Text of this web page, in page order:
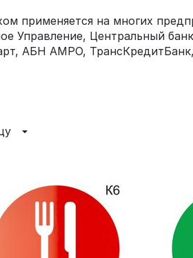
применяется на многих
Управление, Центральный
АБН АМРО,